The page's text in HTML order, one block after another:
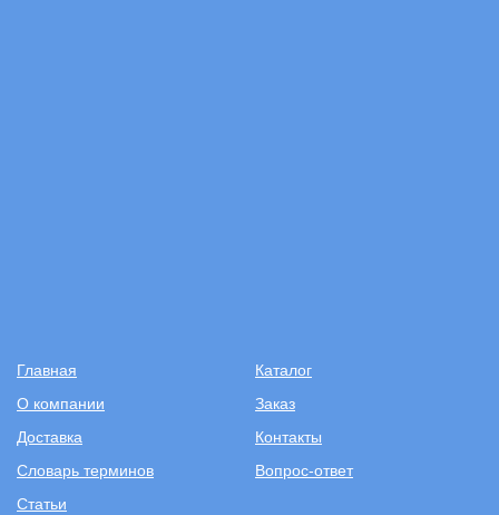
Главная
Каталог
О компании
Заказ
Доставка
Контакты
Словарь терминов
Вопрос-ответ
Статьи